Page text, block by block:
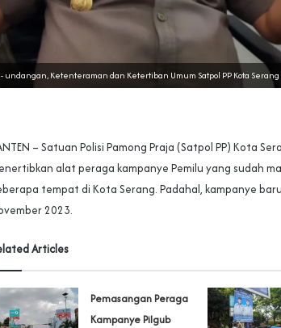
Ketenteraman dan Ketertiban Umum Satpol PP Kota
– Satuan Polisi Pamong Praja (Satpol PP) Kota
alat peraga kampanye Pemilu yang sudah
tempat di Kota Serang. Padahal, kampanye
2023.
Articles
Pemasangan Peraga
Kampanye Pilgub